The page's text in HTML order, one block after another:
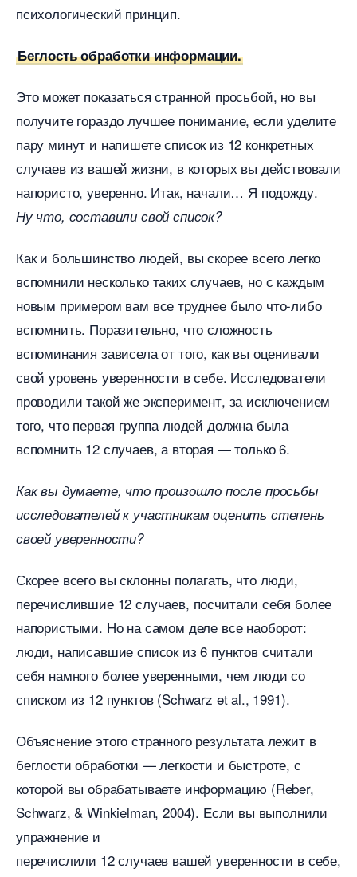
психологический принцип.
Беглость обработки информации.
Это может показаться странной просьбой, но вы
получите гораздо лучшее понимание, если уделите
пару минут и напишете список из 12 конкретных
случаев из вашей жизни, в которых вы действовали
напористо, уверенно. Итак, начали… Я подожду.
Ну что, составили свой список?
Как и большинство людей, вы скорее всего легко
спомнили несколько таких случаев, но с каждым
новым примером вам все труднее было что-либо
спомнить. Поразительно, что сложность
споминания зависела от того, как вы оценивали
свой уровень уверенности в себе. Исследователи
проводили такой же эксперимент, за исключением
того, что первая группа людей должна была
спомнить 12 случаев, а вторая — только 6.
Как вы думаете, что произошло после просьбы
исследователей к участникам оценить степень
своей уверенности?
Скорее всего вы склонны полагать, что люди,
перечислившие 12 случаев, посчитали себя более
напористыми. Но на самом деле все наоборот:
люди, написавшие список из 6 пунктов считали
себя намного более уверенными, чем люди со
списком из 12 пунктов (Schwarz et al., 1991).
Объяснение этого странного результата лежит
еглости обработки — легкости и быстроте, с
которой вы обрабатываете информацию (Reber,
Schwarz, & Winkielman, 2004). Если вы выполнили
упражнение и
перечислили 12 случаев вашей уверенности в себе,